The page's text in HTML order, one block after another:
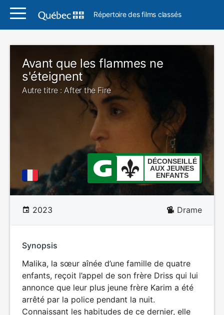
Répertoire des films classés
Avant que les flammes ne
s'éteignent
Autre titre : After the Fire
DÉCONSEILLÉ
AUX JEUNES
ENFANTS
2023 Drame
Synopsis
Malika, la sœur aînée d’une famille de quatre
enfants, reçoit l’appel de son frère Driss qui lui
annonce que leur plus jeune frère Karim a été
arrêté par la police pendant la nuit.
Connaissant les habitudes de ce dernier, elle